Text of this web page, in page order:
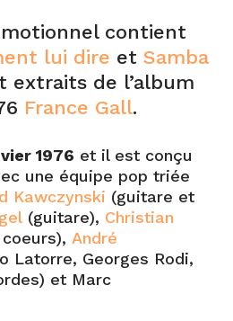
contient
lui dire et Samba
extraits de l’album
France Gall.
1976 et il est conçu
une équipe pop triée
Kawczynski (guitare et
(guitare), Christian
André
Latorre, Georges Rodi,
et Marc